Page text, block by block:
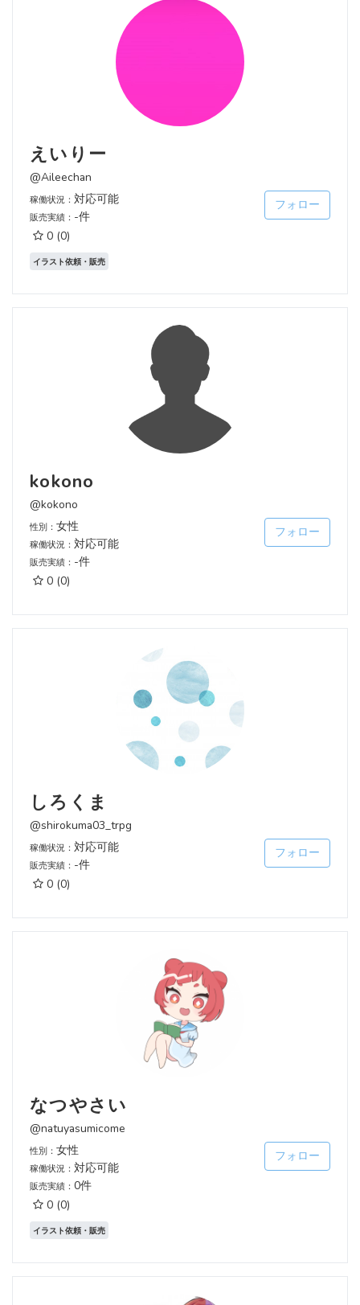
えいりー
@Aileechan
稼働状況： 対応可能
販売実績： -件
0 (0)
フォロー
イラスト依頼・販売
kokono
@kokono
性別： 女性
稼働状況： 対応可能
販売実績： -件
0 (0)
フォロー
しろくま
@shirokuma03_trpg
稼働状況： 対応可能
販売実績： -件
0 (0)
フォロー
なつやさい
@natuyasumicome
性別： 女性
稼働状況： 対応可能
販売実績： 0件
0 (0)
フォロー
イラスト依頼・販売